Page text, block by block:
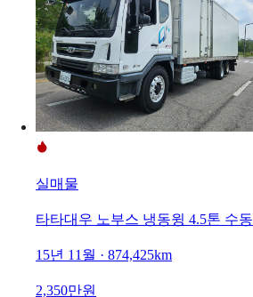
실매물
타타대우 노부스 냉동윙 4.5톤 수동
15년 11월 · 874,425km
2,350만원